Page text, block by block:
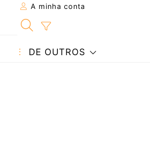
A minha conta
DE OUTROS